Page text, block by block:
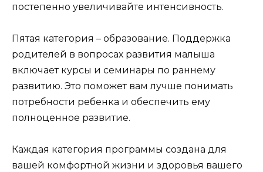
постепенно увеличивайте интенсивность.
Пятая категория – образование. Поддержка
родителей в вопросах развития малыша
включает курсы и семинары по раннему
развитию. Это поможет вам лучше понимать
потребности ребенка и обеспечить ему
полноценное развитие.
Каждая категория программы создана для
вашей комфортной жизни и здоровья вашего